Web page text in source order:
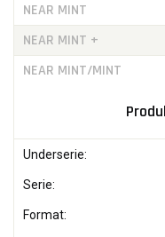
NEAR MINT
NEAR MINT +
NEAR MINT/MINT
Underserie:
Serie:
Format: